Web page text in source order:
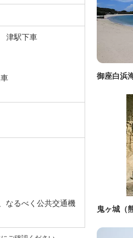
津駅下車
なるべく公共交通機
御座白浜
鬼ヶ城（